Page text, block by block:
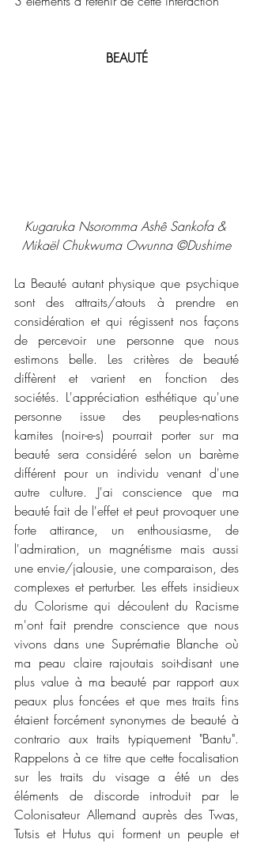
BEAUTÉ
Kugaruka Nsoromma Ashê Sankofa &
Mikaël Chukwuma Owunna ©Dushime
La Beauté autant physique que psychique
sont des attraits/atouts à prendre en
considération et qui régissent nos façons
de percevoir une personne que nous
estimons belle. Les critères de beauté
diffèrent et varient en fonction des
sociétés. L'appréciation esthétique qu'une
personne issue des peuples-nations
kamites (noir-e-s) pourrait porter sur ma
beauté sera considéré selon un barème
différent pour un individu venant d'une
autre culture. J'ai conscience que ma
beauté fait de l'effet et peut provoquer une
forte attirance, un enthousiasme, de
l'admiration, un magnétisme mais aussi
une envie/jalousie, une comparaison, des
complexes et perturber. Les effets insidieux
du Colorisme qui découlent du Racisme
m'ont fait prendre conscience que nous
vivons dans une Suprématie Blanche où
ma peau claire rajoutais soit-disant une
plus value à ma beauté par rapport aux
peaux plus foncées et que mes traits fins
étaient forcément synonymes de beauté à
contrario aux traits typiquement "Bantu".
Rappelons à ce titre que cette focalisation
sur les traits du visage a été un des
éléments de discorde introduit par le
Colonisateur Allemand auprès des Twas,
Tutsis et Hutus qui forment un peuple et